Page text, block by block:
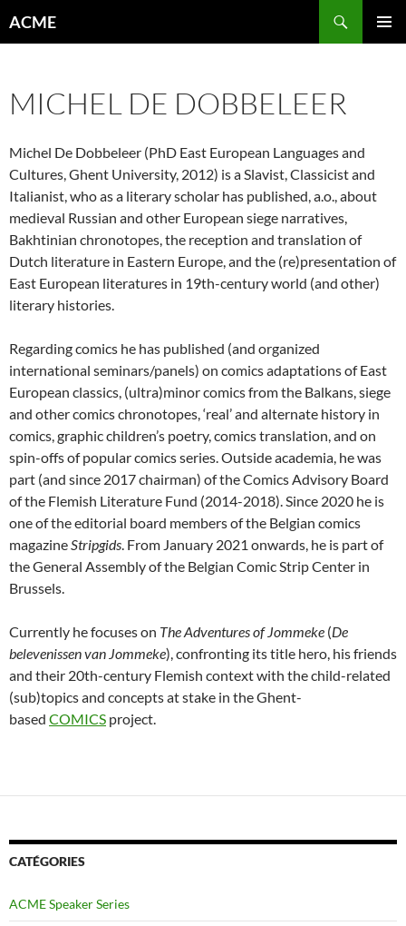
auACME
MICHEL DE DOBBELEER
Michel De Dobbeleer (PhD East European Languages and
Cultures, Ghent University, 2012) is a Slavist, Classicist and
Italianist, who as a literary scholar has published, a.o., about
medieval Russian and other European siege narratives,
Bakhtinian chronotopes, the reception and translation of
Dutch literature in Eastern Europe, and the (re)presentation of
East European literatures in 19th-century world (and other)
literary histories.
Regarding comics he has published (and organized
international seminars/panels) on comics adaptations of East
European classics, (ultra)minor comics from the Balkans, siege
and other comics chronotopes, ‘real’ and alternate history in
comics, graphic children’s poetry, comics translation, and on
spin-offs of popular comics series. Outside academia, he was
part (and since 2017 chairman) of the Comics Advisory Board
of the Flemish Literature Fund (2014-2018). Since 2020 he is
one of the editorial board members of the Belgian comics
magazineStripgids. From January 2021 onwards, he is part of
the General Assembly of the Belgian Comic Strip Center in
Brussels.
Currently he focuses on The Adventures of Jommeke (De
belevenissen van Jommeke), confronting its title hero, his friends
and their 20th-century Flemish context with the child-related
(sub)topics and concepts at stake in the Ghent-
based COMICS project.
CATÉGORIES
ACME Speaker Series